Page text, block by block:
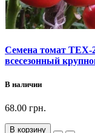
Семена томат ТЕХ-
всесезонный
В наличии
68.00 грн.
В корзину